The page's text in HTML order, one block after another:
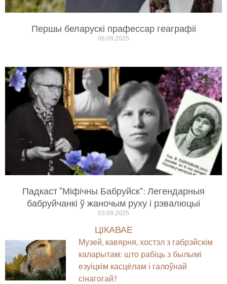
Першы беларускі прафессар геаграфіі
06.09.2025
Падкаст “Міфічны Бабруйск”: Легендарныя
бабруйчанкі ў жаночым руху і рэвалюцыі
03.09.2025
ЦІКАВАЕ
Музей, кавярня, хостэл з габрэйскім
каларытам: што рабіць з былымі
езуіцкім касцёлам і галоўнай
сінагогай?